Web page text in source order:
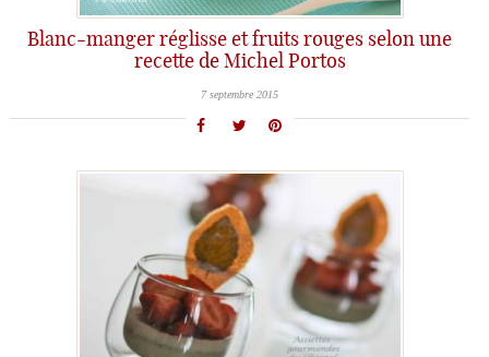
Blanc-manger réglisse et fruits rouges selon une
recette de Michel Portos
7 septembre 2015